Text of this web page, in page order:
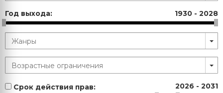
Год выхода: 1930 - 2028
Срок действия прав: 2026 - 2031